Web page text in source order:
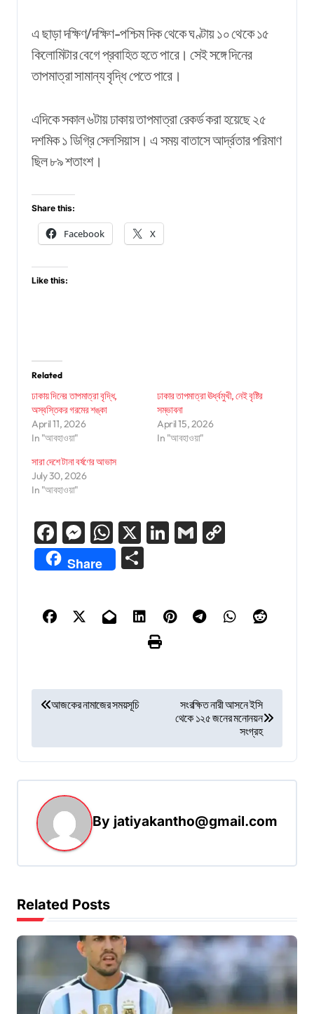
এ ছাড়া দক্ষিণ/দক্ষিণ-পশ্চিম দিক থেকে ঘণ্টায় ১০ থেকে ১৫
কিলোমিটার বেগে প্রবাহিত হতে পারে। সেই সঙ্গে দিনের
তাপমাত্রা সামান্য বৃদ্ধি পেতে পারে।
এদিকে সকাল ৬টায় ঢাকায় তাপমাত্রা রেকর্ড করা হয়েছে ২৫
দশমিক ১ ডিগ্রি সেলসিয়াস। এ সময় বাতাসে আর্দ্রতার পরিমাণ
ছিল ৮৯ শতাংশ।
Share this:
Facebook X
Like this:
Related
ঢাকায় দিনের তাপমাত্রা বৃদ্ধি,
অস্বস্তিকর গরমের শঙ্কা
April 11, 2026
In "আবহাওয়া"
ঢাকার তাপমাত্রা ঊর্ধ্বমুখী, নেই বৃষ্টির
সম্ভাবনা
April 15, 2026
In "আবহাওয়া"
সারা দেশে টানা বর্ষণের আভাস
July 30, 2026
In "আবহাওয়া"
Facebook
Messenger
WhatsApp
X LinkedIn
Gmail
Share
P
s
t
a
v
i
a
t
i
o
n
আজকের নামাজের সময়সূচি
সংরক্ষিত নারী আসনে ইসি
থেকে ১২৫ জনের মনোনয়ন
সংগ্রহ
By jatiyakantho@gmail.com
Related Posts